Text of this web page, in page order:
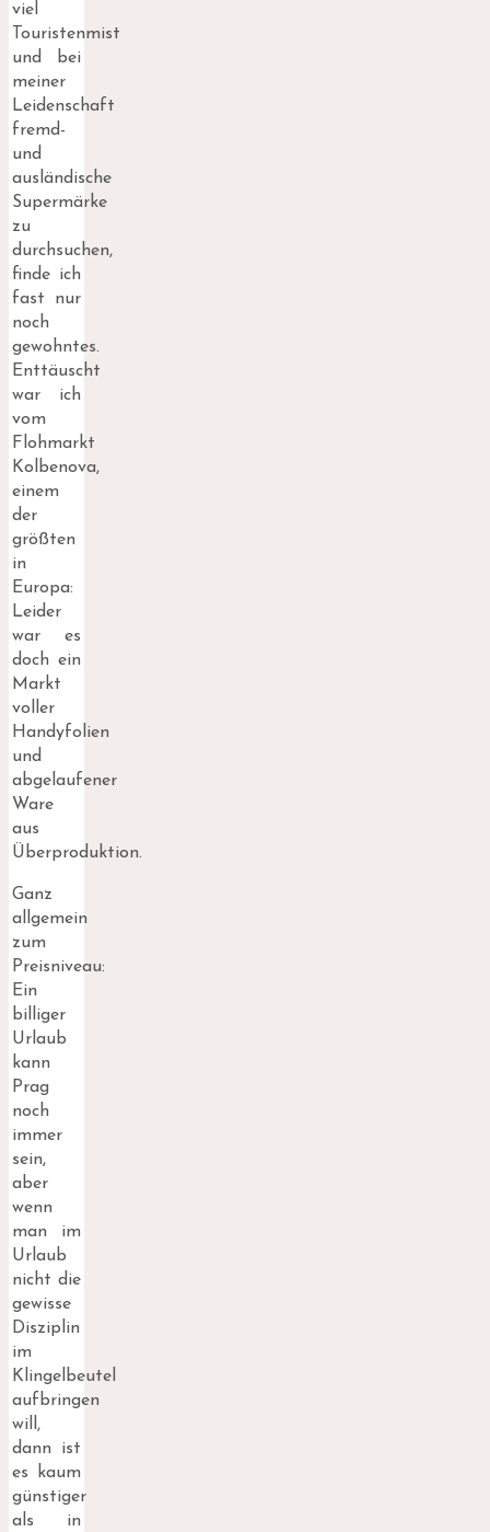
viel
Touristenmist
und bei
meiner
Leidenschaft
fremd-
und
ausländische
Supermärke
zu
durchsuchen,
finde ich
fast nur
noch
gewohntes.
Enttäuscht
war ich
vom
Flohmarkt
Kolbenova,
einem
der
größten
in
Europa:
Leider
war es
doch ein
Markt
voller
Handyfolien
und
abgelaufener
Ware
aus
Überproduktion.
Ganz
allgemein
zum
Preisniveau:
Ein
billiger
Urlaub
kann
Prag
noch
immer
sein,
aber
wenn
man im
Urlaub
nicht die
gewisse
Disziplin
im
Klingelbeutel
aufbringen
will,
dann ist
es kaum
günstiger
als in